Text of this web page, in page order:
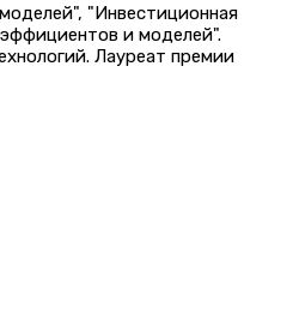
"Инвестиционная
и моделей".
Лауреат премии